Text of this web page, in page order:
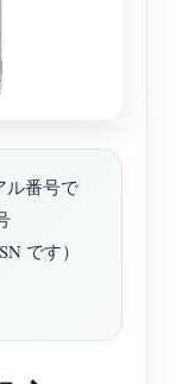
ル番号で
です）